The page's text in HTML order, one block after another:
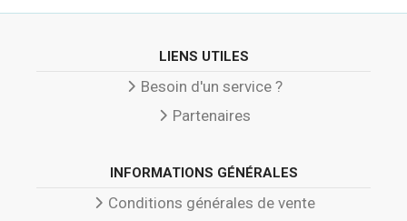
LIENS UTILES
Besoin d'un service ?
Partenaires
INFORMATIONS GÉNÉRALES
Conditions générales de vente